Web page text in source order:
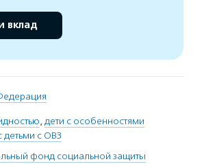
вклад
, дети с особенностями
детьми с ОВЗ
фонд социальной защиты